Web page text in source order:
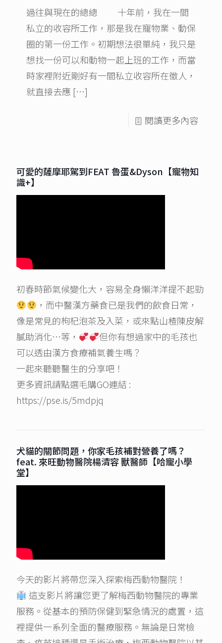
過往與現在的總總 十年前，我在一間
私立的收容所工作，那是我在寵物業、動保
圈的第一份工作。初期想法很單純，我只是
想找一份可以和動物一起上班的工作，而當
時家裡附近剛好有一間私立收容所在徵人，
就直接去應 […]
閱讀更多內容
可愛的薩摩耶駕到FEAT 魯蛋&Dyson【寵物知
識+】
初春時節氣候變化大，容易全身懶洋洋提不起勁
，而中醫漢方藥食已是我們的飲食日常，
像是常見的枸杞泡茶及入菜，或來點山楂陳皮解
膩助消化…等，
但你有想過家中的毛孩也
可以透由漢方食療補氣養生嗎？
一起來聽聽醫生的分享吧！
更多資訊請點選毛購GO連結 :
https://pse.is/5mdpjq
犬貓的關節問題，你家毛孩補對營養了嗎？
feat. 來旺動物醫院楊清容 獸醫師【哈寵小學
堂】
今天的影片將帶您深入探索梅西動物醫院！
這支影片將讓您更了解梅西動物醫院的專業
服務。從基本的預防保健到緊急情況的處置，這
裡提供一系列全面的醫療服務。無論是日常檢